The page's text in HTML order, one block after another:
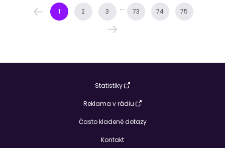
1 2 3 ... 73 74 75
Statistiky
Reklama v rádiu
Často kladené dotazy
Kontakt